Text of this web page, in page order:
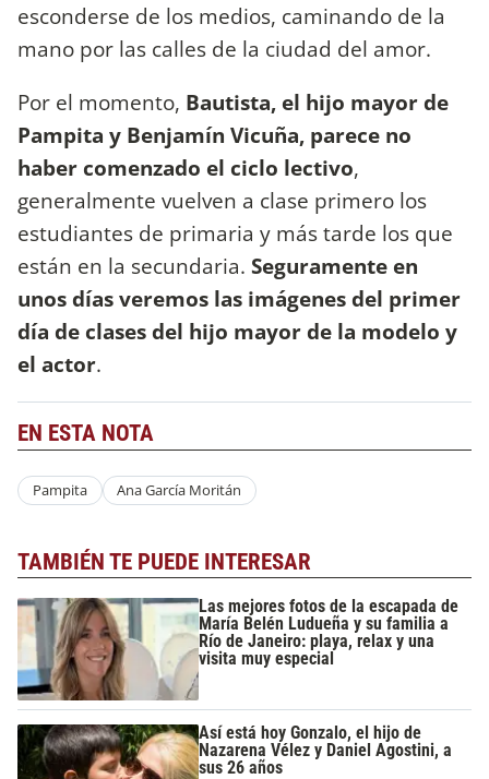
esconderse de los medios, caminando de la
mano por las calles de la ciudad del amor.
Por el momento, Bautista, el hijo mayor de
Pampita y Benjamín Vicuña, parece no
haber comenzado el ciclo lectivo,
generalmente vuelven a clase primero los
estudiantes de primaria y más tarde los que
están en la secundaria. Seguramente en
unos días veremos las imágenes del primer
día de clases del hijo mayor de la modelo y
el actor.
EN ESTA NOTA
Pampita Ana García Moritán
TAMBIÉN TE PUEDE INTERESAR
Las mejores fotos de la escapada de
María Belén Ludueña y su familia a
Río de Janeiro: playa, relax y una
visita muy especial
Así está hoy Gonzalo, el hijo de
Nazarena Vélez y Daniel Agostini, a
sus 26 años